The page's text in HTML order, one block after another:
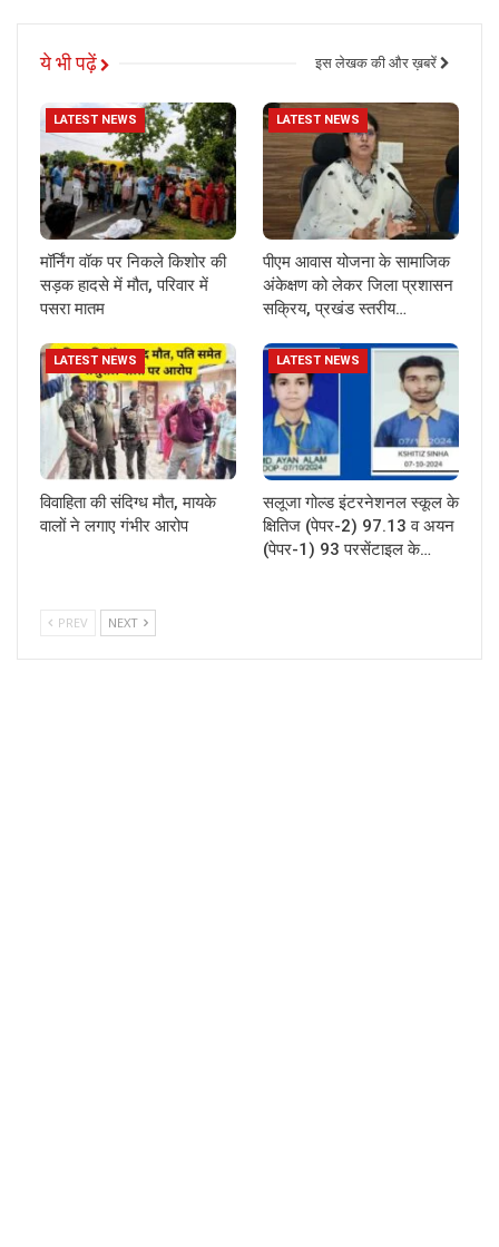
ये भी पढ़ें इस लेखक की और ख़बरें
LATEST NEWS
मॉर्निंग वॉक पर निकले किशोर की
सड़क हादसे में मौत, परिवार में
पसरा मातम
LATEST NEWS
पीएम आवास योजना के सामाजिक
अंकेक्षण को लेकर जिला प्रशासन
सक्रिय, प्रखंड स्तरीय…
LATEST NEWS
विवाहिता की संदिग्ध मौत, मायके
वालों ने लगाए गंभीर आरोप
LATEST NEWS
सलूजा गोल्ड इंटरनेशनल स्कूल के
क्षितिज (पेपर-2) 97.13 व अयन
(पेपर-1) 93 परसेंटाइल के…
PREV NEXT